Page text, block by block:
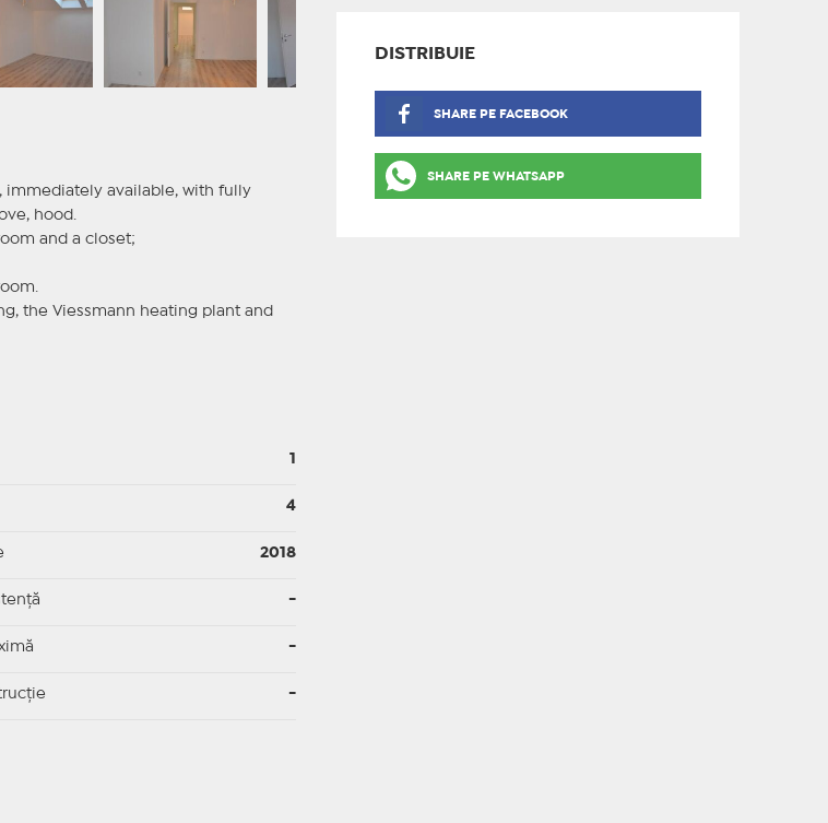
immediately available, with fully
hood.
and a closet;
the Viessmann heating plant and
4
2018
-
-
-
DISTRIBUIE
SHARE PE FACEBOOK
SHARE PE WHATSAPP